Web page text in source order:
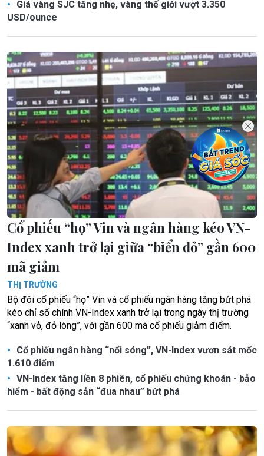
Giá vàng SJC tăng nhẹ, vàng thế giới vượt 3.350
USD/ounce
Cổ phiếu “họ” Vin và ngân hàng kéo VN-
Index xanh trở lại giữa “biển đỏ” gần 600
mã giảm
THỊ TRƯỜNG
Bộ đôi cổ phiếu “họ” Vin và cổ phiếu ngân hàng tăng bứt phá
kéo chỉ số chính VN-Index xanh trở lại trong ngày thị trường
“xanh vỏ, đỏ lòng”, với gần 600 mã cổ phiếu giảm điểm.
Cổ phiếu ngân hàng “nổi sóng”, VN-Index vươn sát mốc
1.610 điểm
VN-Index tăng liền 8 phiên, cổ phiếu chứng khoán - bảo
hiểm - bất động sản “đua nhau” bứt phá